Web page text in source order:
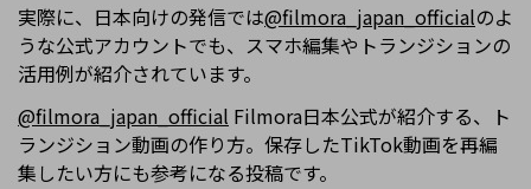
実際に、日本向けの発信では@filmora_japan_officialのよ
うな公式アカウントでも、スマホ編集やトランジションの
活用例が紹介されています。
@filmora_japan_official Filmora日本公式が紹介する、ト
ランジション動画の作り方。保存したTikTok動画を再編
集したい方にも参考になる投稿です。